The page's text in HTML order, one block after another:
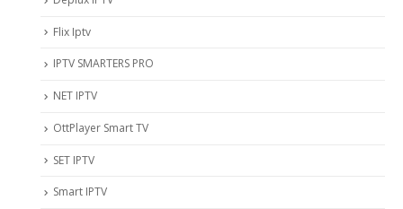
Flix Iptv
IPTV SMARTERS PRO
NET IPTV
OttPlayer Smart TV
SET IPTV
Smart IPTV